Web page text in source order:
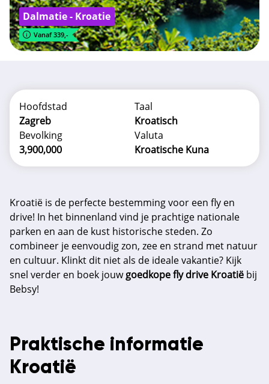
Dalmatie - Kroatie
Vanaf 339,-
Hoofdstad
Zagreb
Taal
Kroatisch
Bevolking
3,900,000
Valuta
Kroatische Kuna
Kroatië is de perfecte bestemming voor een fly en
drive! In het binnenland vind je prachtige nationale
parken en aan de kust historische steden. Zo
combineer je eenvoudig zon, zee en strand met natuur
en cultuur. Klinkt dit niet als de ideale vakantie? Kijk
snel verder en boek jouwgoedkope fly drive Kroatië bij
Bebsy!
Praktische informatie
Kroatië